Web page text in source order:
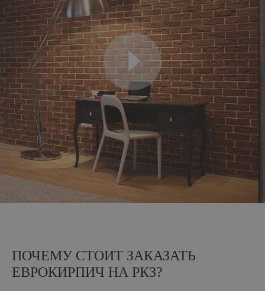
ПОЧЕМУ СТОИТ ЗАКАЗАТЬ
ЕВРОКИРПИЧ НА РКЗ?